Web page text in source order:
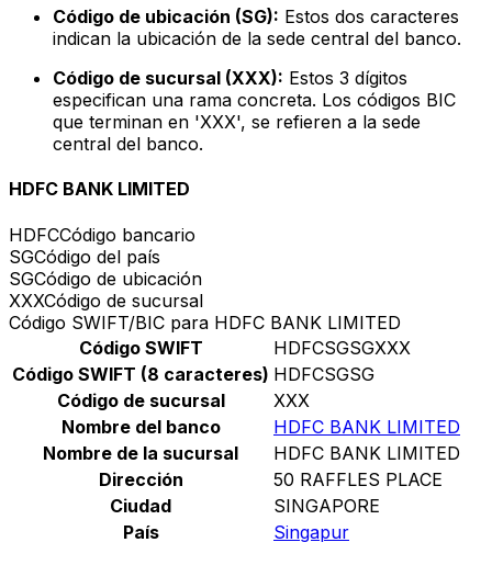
Código de ubicación (SG): Estos dos caracteres
indican la ubicación de la sede central del banco.
Código de sucursal (XXX): Estos 3 dígitos
especifican una rama concreta. Los códigos BIC
que terminan en 'XXX', se refieren a la sede
central del banco.
HDFC BANK LIMITED
HDFCCódigo bancario
SGCódigo del país
SGCódigo de ubicación
XXXCódigo de sucursal
Código SWIFT/BIC para HDFC BANK LIMITED
Código SWIFT
HDFCSGSGXXX
Código SWIFT (8 caracteres) HDFCSGSG
Código de sucursal
XXX
Nombre del banco
HDFC BANK LIMITED
Nombre de la sucursal
HDFC BANK LIMITED
Dirección
50 RAFFLES PLACE
Ciudad
SINGAPORE
País
Singapur